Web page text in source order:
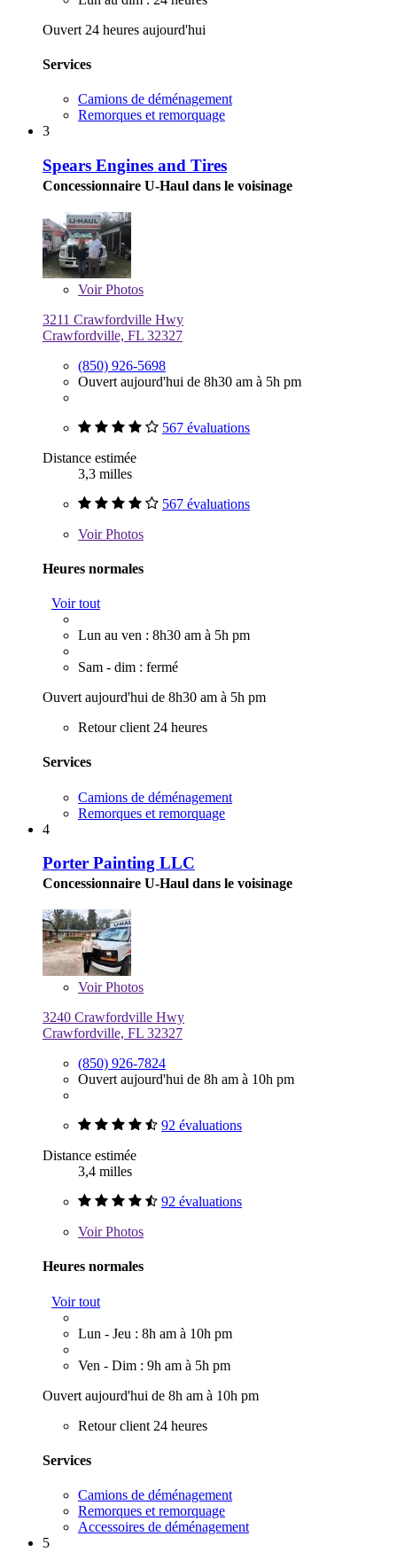
Ouvert 24 heures aujourd'hui
Services
Camions de déménagement
Remorques et remorquage
3
Spears Engines and Tires
Concessionnaire U-Haul dans le voisinage
VoirPhotos
3211 Crawfordville Hwy
Crawfordville, FL 32327
(850) 926-5698
Ouvert aujourd'hui de 8h30 am à 5h pm
567 évaluations
Distance estimée
3,3 milles
567 évaluations
VoirPhotos
Heures normales
Voir tout
Lun au ven : 8h30 am à 5h pm
Sam - dim : fermé
Ouvert aujourd'hui de 8h30 am à 5h pm
Retour client 24 heures
Services
Camions de déménagement
Remorques et remorquage
4
Porter Painting LLC
Concessionnaire U-Haul dans le voisinage
VoirPhotos
3240 Crawfordville Hwy
Crawfordville, FL 32327
(850) 926-7824
Ouvert aujourd'hui de 8h am à 10h pm
92 évaluations
Distance estimée
3,4 milles
92 évaluations
VoirPhotos
Heures normales
Voir tout
Lun - Jeu : 8h am à 10h pm
Ven - Dim : 9h am à 5h pm
Ouvert aujourd'hui de 8h am à 10h pm
Retour client 24 heures
Services
Camions de déménagement
Remorques et remorquage
Accessoires de déménagement
5